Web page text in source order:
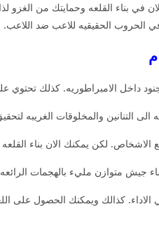
في بناء القلعه وحمايتك من
الحروب الحقيقيه للاعب ضد اللاعب.
داخل الامبراطوريه. كذلك تحتوي
التنانين والمخلوقات الغريبه
متوازن مليء بالهجمات